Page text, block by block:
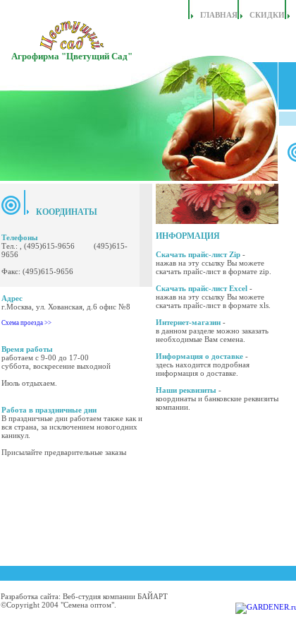
Агрофирма "Цветущий Сад"
ГЛАВНАЯ СКИДКИ
КООРДИНАТЫ
Телефоны
Тел.: , (495)615-9656 (495)615-
9656
Факс: (495)615-9656
Адрес
г.Москва, ул. Хованская, д.6 офис №8
Схема проезда >>
Время работы
работаем с 9-00 до 17-00
суббота, воскресение выходной
Июль отдыхаем.
Работа в праздничные дни
В праздничные дни работаем также как и
вся страна, за исключением новогодних
каникул.
Присылайте предварительные заказы
ИНФОРМАЦИЯ
Скачать прайс-лист Zip -
нажав на эту ссылку Вы можете
скачать прайс-лист в формате zip.
Скачать прайс-лист Excel -
нажав на эту ссылку Вы можете
скачать прайс-лист в формате xls.
Интернет-магазин -
в данном разделе можно заказать
необходимые Вам семена.
Информация о доставке -
здесь находится подробная
информация о доставке.
Наши реквизиты -
координаты и банковские реквизиты
компании.
Разработка сайта: Веб-студия компании БАЙАРТ
©Copyright 2004 "Семена оптом".